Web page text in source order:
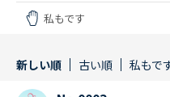
私もです
新しい順 古い順 私もで